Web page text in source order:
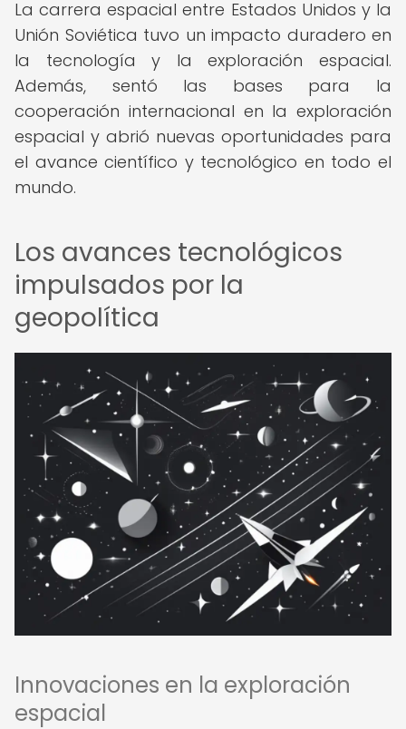
La carrera espacial entre Estados Unidos y la
Unión Soviética tuvo un impacto duradero en
la tecnología y la exploración espacial.
Además, sentó las bases para la
cooperación internacional en la exploración
espacial y abrió nuevas oportunidades para
el avance científico y tecnológico en todo el
mundo.
Los avances tecnológicos
impulsados por la
geopolítica
Innovaciones en la exploración
espacial